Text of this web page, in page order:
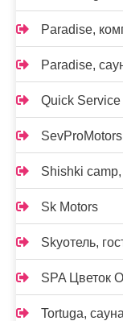
Paradise,
Paradise,
Quick Service
SevProMotors
Shishki
Sk Motors
Skyотель,
SPA Цветок
Tortuga, сауна